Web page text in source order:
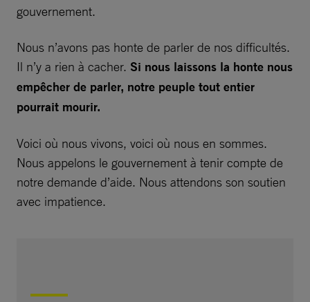
gouvernement.
Nous n’avons pas honte de parler de nos difficultés.
Il n’y a rien à cacher. Si nous laissons la honte nous
empêcher de parler, notre peuple tout entier
pourrait mourir.
Voici où nous vivons, voici où nous en sommes.
Nous appelons le gouvernement à tenir compte de
notre demande d’aide. Nous attendons son soutien
avec impatience.